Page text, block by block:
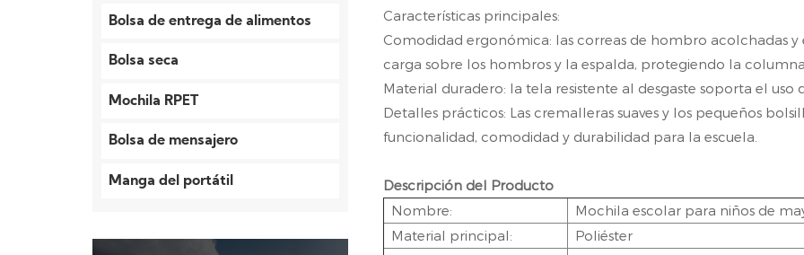
Bolsa de entrega de alimentos
Bolsa seca
Mochila RPET
Bolsa de mensajero
Manga del portátil
Características principales:
Comodidad ergonómica: las correas de hombro acolchadas
carga sobre los hombros y la espalda, protegiendo la
Material duradero: la tela resistente al desgaste soporta el uso
Detalles prácticos: Las cremalleras suaves y los pequeños
funcionalidad, comodidad y durabilidad para la escuela.
Descripción del Producto
Nombre:
Mochila escolar para niños de
Material principal:
Poliéster